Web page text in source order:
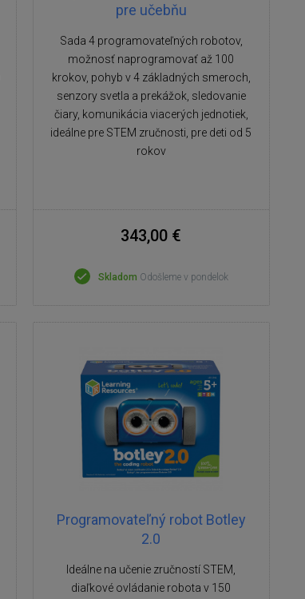
pre učebňu
Sada 4 programovateľných robotov,
možnosť naprogramovať až 100
krokov, pohyb v 4 základných smeroch,
senzory svetla a prekážok, sledovanie
čiary, komunikácia viacerých jednotiek,
ideálne pre STEM zručnosti, pre deti od 5
rokov
343,00 €
Skladom Odošleme v pondelok
Programovateľný robot Botley
2.0
Ideálne na učenie zručností STEM,
diaľkové ovládanie robota v 150